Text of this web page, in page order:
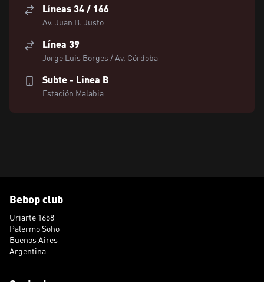
Líneas 34 / 166
Av. Juan B. Justo
Línea 39
Jorge Luis Borges / Av. Córdoba
Subte - Línea B
Estación Malabia
Bebop club
Uriarte 1658
Palermo Soho
Buenos Aires
Argentina